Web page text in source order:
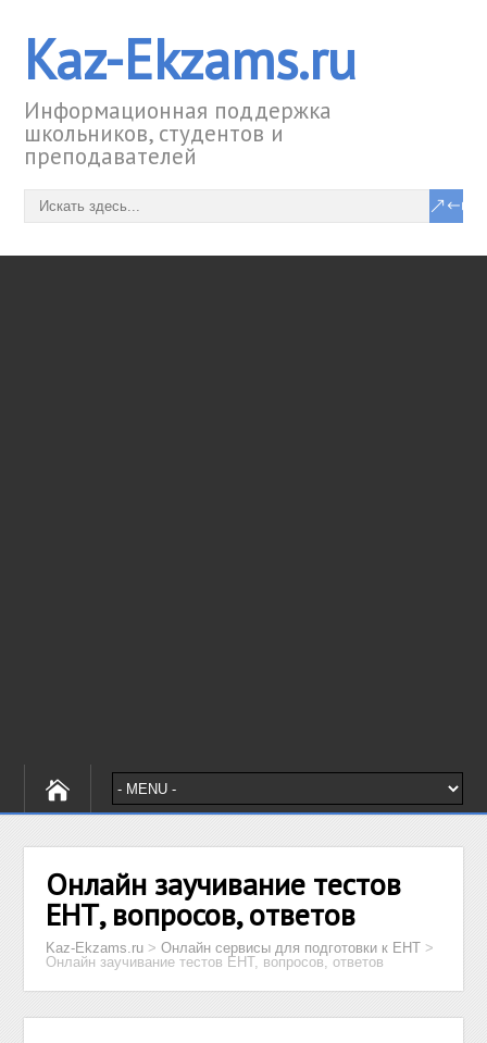
Kaz-Ekzams.ru
Информационная поддержка
школьников, студентов и
преподавателей
Онлайн заучивание тестов
ЕНТ, вопросов, ответов
Kaz-Ekzams.ru >Онлайн сервисы для подготовки к ЕНТ >
Онлайн заучивание тестов ЕНТ, вопросов, ответов